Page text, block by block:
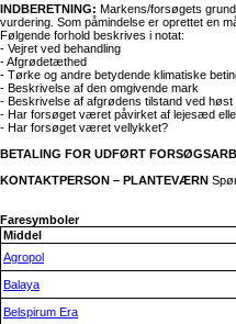
INDBERETNING: Markens/forsøgets
vurdering. Som påmindelse er oprettet en
Følgende forhold beskrives i notat:
- Vejret ved behandling
- Afgrødetæthed
- Tørke og andre betydende klimatiske
- Beskrivelse af den omgivende mark
- Beskrivelse af afgrødens tilstand ved høst
- Har forsøget været påvirket af lejesæd
- Har forsøget været vellykket?
BETALING FOR UDFØRT
KONTAKTPERSON – PLANTEVÆRN
Faresymboler
Middel
Agropol
Balaya
Belspirum Era